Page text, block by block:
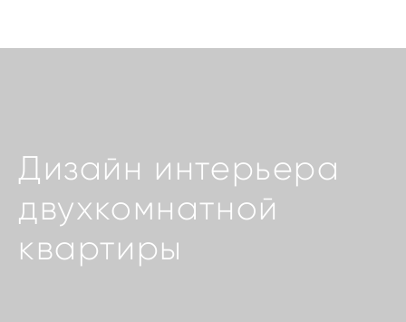
Дизайн интерьера
двухкомнатной
квартиры